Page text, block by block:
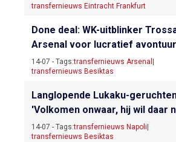
transfernieuws Eintracht Frankfurt
Done deal: WK-uitblinker
Arsenal voor lucratief avontuur
14-07 - Tags:transfernieuws Arsenal
transfernieuws Besiktas
Langlopende Lukaku-
'Volkomen onwaar, hij wil daar
14-07 - Tags:transfernieuws Napoli
transfernieuws Besiktas